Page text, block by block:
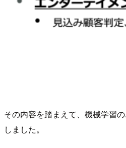
その内容を踏まえて、機械学習
しました。